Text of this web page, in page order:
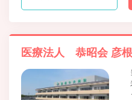
医療法人 恭昭会 彦